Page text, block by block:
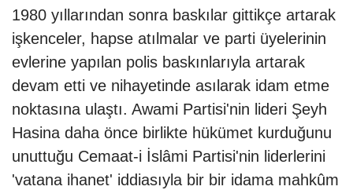
1980 yıllarından sonra baskılar gittikçe artarak
işkenceler, hapse atılmalar ve parti üyelerinin
evlerine yapılan polis baskınlarıyla artarak
devam etti ve nihayetinde asılarak idam etme
noktasına ulaştı. Awami Partisi'nin lideri Şeyh
Hasina daha önce birlikte hükümet kurduğunu
unuttuğu Cemaat-i İslâmi Partisi'nin liderlerini
'vatana ihanet' iddiasıyla bir bir idama mahkûm